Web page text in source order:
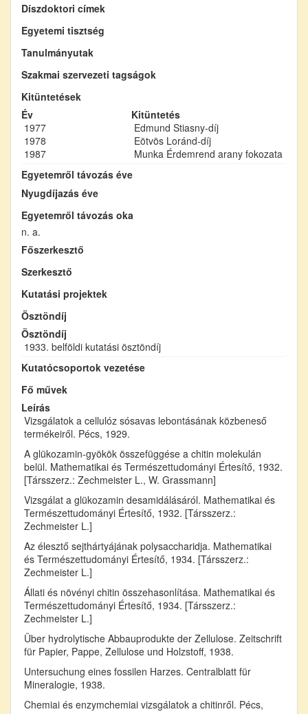
Díszdoktori címek
Egyetemi tisztség
Tanulmányutak
Szakmai szervezeti tagságok
Kitüntetések
Év
Kitüntetés
1977
Edmund Stiasny-díj
1978
Eötvös Loránd-díj
1987
Munka Érdemrend arany fokozata
Egyetemről távozás éve
Nyugdíjazás éve
Egyetemről távozás oka
n. a.
Főszerkesztő
Szerkesztő
Kutatási projektek
Ösztöndíj
Ösztöndíj
1933. belföldi kutatási ösztöndíj
Kutatócsoportok vezetése
Fő művek
Leírás
Vizsgálatok a cellulóz sósavas lebontásának közbeneső
termékeiről. Pécs, 1929.
A glükozamin-gyökök összefüggése a chitin molekulán
belül. Mathematikai és Természettudományi Értesítő, 1932.
[Társszerz.: Zechmeister L., W. Grassmann]
Vizsgálat a glükozamin desamidálásáról. Mathematikai és
Természettudományi Értesítő, 1932. [Társszerz.:
Zechmeister L.]
Az élesztő sejthártyájának polysaccharidja. Mathematikai
és Természettudományi Értesítő, 1934. [Társszerz.:
Zechmeister L.]
Állati és növényi chitin összehasonlítása. Mathematikai és
Természettudományi Értesítő, 1934. [Társszerz.:
Zechmeister L.]
Über hydrolytische Abbauprodukte der Zellulose. Zeitschrift
für Papier, Pappe, Zellulose und Holzstoff, 1938.
Untersuchung eines fossilen Harzes. Centralblatt für
Mineralogie, 1938.
Chemiai és enzymchemiai vizsgálatok a chitinről. Pécs,